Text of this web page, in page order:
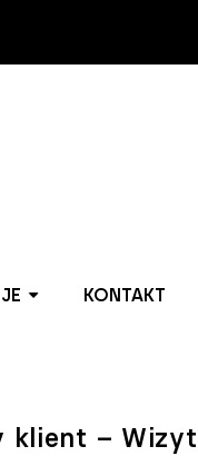
KONTAKT
klient –